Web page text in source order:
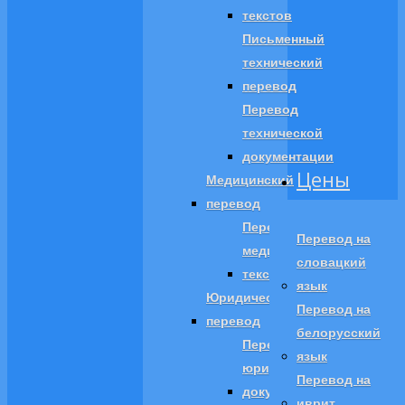
текстов
Письменный
технический
перевод
Перевод
технической
документации
Медицинский
перевод
Перевод
медицинских
текстов
Юридический
перевод
Перевод
юридических
документов
Цены
Перевод на
словацкий
язык
Перевод на
белорусский
язык
Перевод на